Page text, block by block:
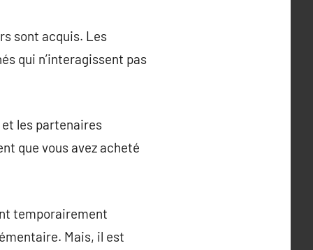
sont acquis. Les
qui n’interagissent pas
les partenaires
que vous avez acheté
temporairement
Mais, il est